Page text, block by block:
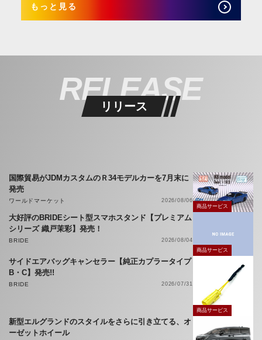
もっと見る
RELEASE
リリース
国際貿易がJDMカスタムのＲ34モデルカーを7月末に
発売
ワールドマーケット
2026/08/06
商品サービス
大好評のBRIDEシート型スマホスタンド【プレミアム
シリーズ 織戸茉彩】発売！
BRIDE
2026/08/04
商品サービス
サイドエアバッグキャンセラー【純正カプラータイプ
B・C】発売!!
BRIDE 2026/07/31
商品サービス
新型エルグランドのスタイルをさらに引き立てる、オ
ーゼットホイール